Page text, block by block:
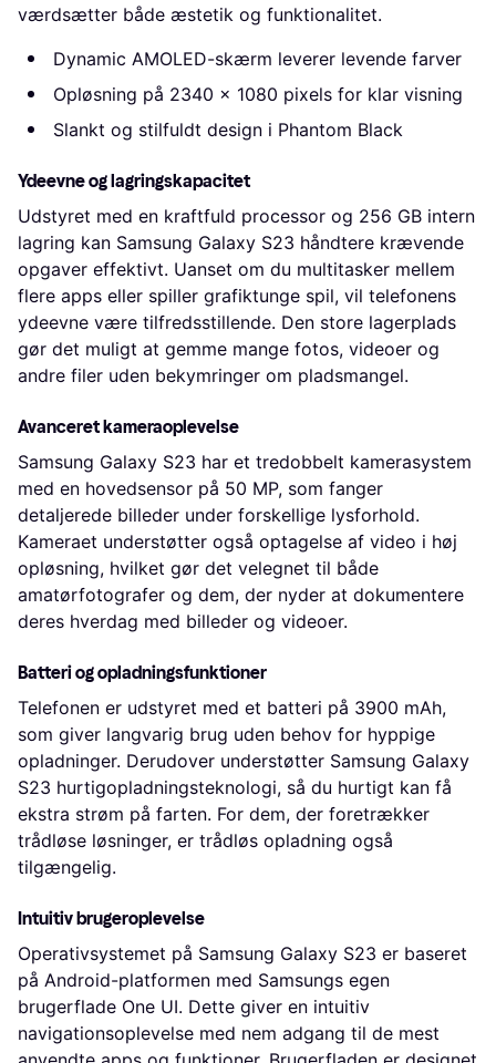
værdsætter både æstetik og funktionalitet.
Dynamic AMOLED-skærm leverer levende farver
Opløsning på 2340 x 1080 pixels for klar visning
Slankt og stilfuldt design i Phantom Black
Ydeevne og lagringskapacitet
Udstyret med en kraftfuld processor og 256 GB intern
lagring kan Samsung Galaxy S23 håndtere krævende
opgaver effektivt. Uanset om du multitasker mellem
flere apps eller spiller grafiktunge spil, vil telefonens
ydeevne være tilfredsstillende. Den store lagerplads
gør det muligt at gemme mange fotos, videoer og
andre filer uden bekymringer om pladsmangel.
Avanceret kameraoplevelse
Samsung Galaxy S23 har et tredobbelt kamerasystem
med en hovedsensor på 50 MP, som fanger
detaljerede billeder under forskellige lysforhold.
Kameraet understøtter også optagelse af video i høj
opløsning, hvilket gør det velegnet til både
amatørfotografer og dem, der nyder at dokumentere
deres hverdag med billeder og videoer.
Batteri og opladningsfunktioner
Telefonen er udstyret med et batteri på 3900 mAh,
som giver langvarig brug uden behov for hyppige
opladninger. Derudover understøtter Samsung Galaxy
S23 hurtigopladningsteknologi, så du hurtigt kan få
ekstra strøm på farten. For dem, der foretrækker
trådløse løsninger, er trådløs opladning også
tilgængelig.
Intuitiv brugeroplevelse
Operativsystemet på Samsung Galaxy S23 er baseret
på Android-platformen med Samsungs egen
brugerflade One UI. Dette giver en intuitiv
navigationsoplevelse med nem adgang til de mest